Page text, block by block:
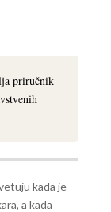
priručnik
kada je
a kada